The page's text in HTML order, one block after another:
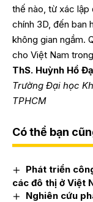
thế nào, từ xác lập
chính 3D, đến ban
không gian ngầm.
cho Việt Nam
ThS. Huỳnh Hồ
Trường Đại học
TPHCM
Có thể bạn
Phát triển
các đô thị ở Việt
Nghiên cứu